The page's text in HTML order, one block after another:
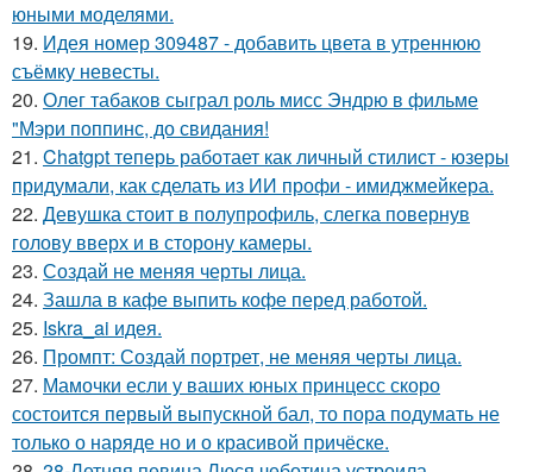
юными моделями.
19. Идея номер 309487 - добавить цвета в утреннюю
съёмку невесты.
20. Олег табаков сыграл роль мисс Эндрю в фильме
"Мэри поппинс, до свидания!
21. Chatgpt теперь работает как личный стилист - юзеры
придумали, как сделать из ИИ профи - имиджмейкера.
22. Девушка стоит в полупрофиль, слегка повернув
голову вверх и в сторону камеры.
23. Создай не меняя черты лица.
24. Зашла в кафе выпить кофе перед работой.
25. Iskra_ai идея.
26. Промпт: Создай портрет, не меняя черты лица.
27. Мамочки если у ваших юных принцесс скоро
состоится первый выпускной бал, то пора подумать не
только о наряде но и о красивой причёске.